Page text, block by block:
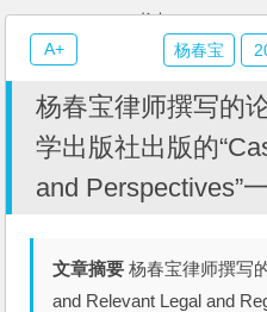
Perspectives”一书中
杨春宝律师撰写的
学出版社出版的
and Perspectives”
文章摘要 杨春宝律师撰写
and Relevant Legal and
杨春宝
A+